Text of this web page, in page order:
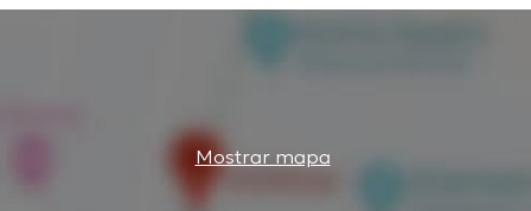
Mostrar mapa